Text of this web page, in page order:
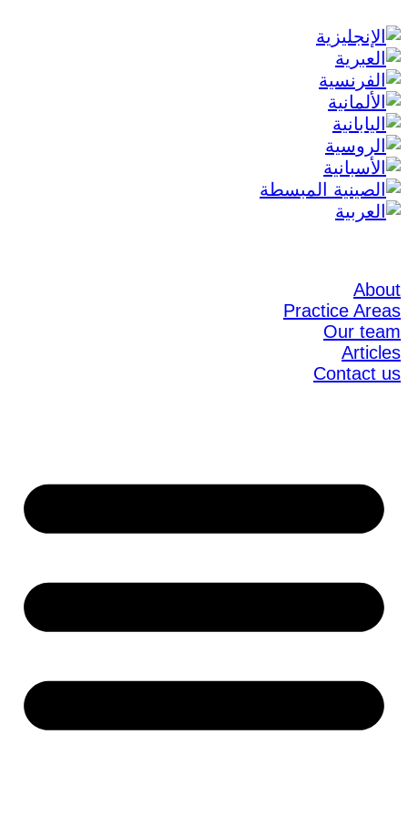
About
Practice Areas
Our team
Articles
Contact us